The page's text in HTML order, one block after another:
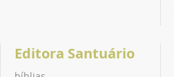
Editora Santuário